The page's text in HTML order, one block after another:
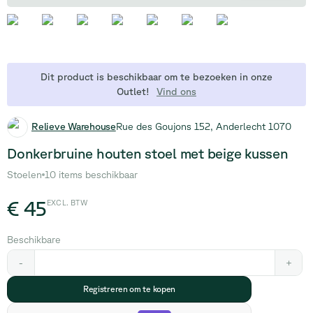
Dit product is beschikbaar om te bezoeken in onze
Outlet!
Vind ons
Relieve WarehouseRue des Goujons 152, Anderlecht 1070
Donkerbruine houten stoel met beige kussen
Stoelen 10 items beschikbaar
€ 45EXCL. BTW
Beschikbare
- +
Registreren om te kopen